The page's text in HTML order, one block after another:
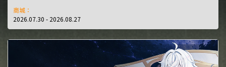
商城：
2026.07.30 - 2026.08.27